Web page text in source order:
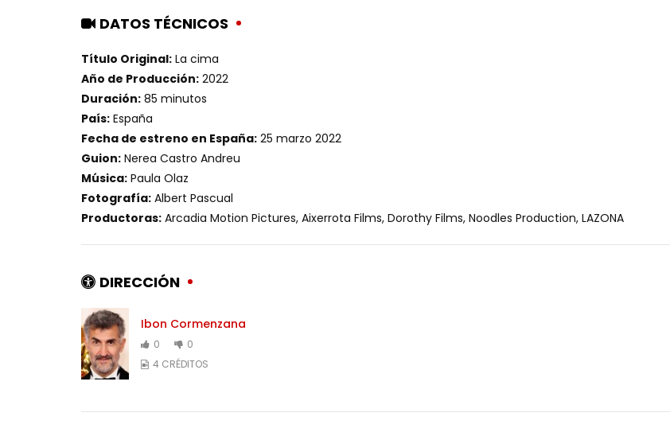
DATOS TÉCNICOS
Título Original: La cima
Año de Producción: 2022
Duración: 85 minutos
País: España
Fecha de estreno en España: 25 marzo 2022
Guion: Nerea Castro Andreu
Música: Paula Olaz
Fotografía: Albert Pascual
Productoras: Arcadia Motion Pictures, Aixerrota Films, Dorothy Films, Noodles Production, LAZONA
DIRECCIÓN
Ibon Cormenzana
0
0
4 CRÉDITOS